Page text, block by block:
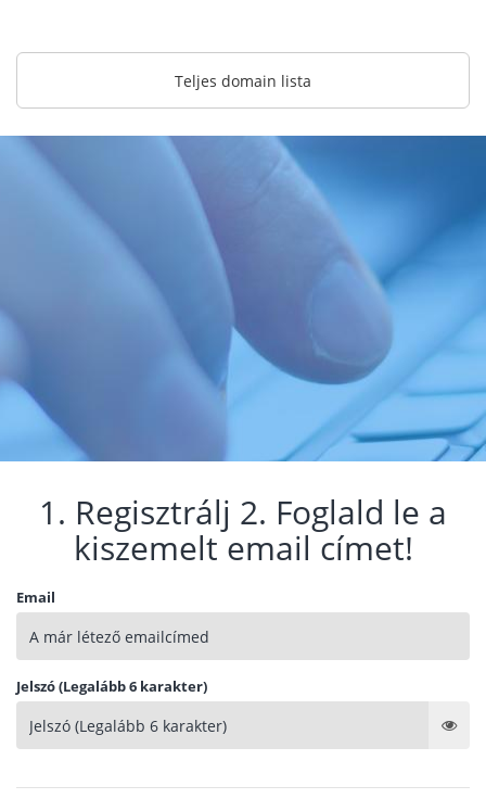
Teljes domain lista
1. Regisztrálj 2. Foglald le a
kiszemelt email címet!
Email
Jelszó (Legalább 6 karakter)